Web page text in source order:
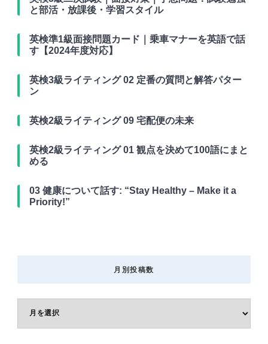
と部活・放課後・学習スタイル
英検準1級面接問題カード｜乗車マナーを英語で話
す【2024年度対応】
英検3級ライティング 02 定番の質問と解答パター
ン
英検2級ライティング 09 宅配便の未来
英検2級ライティング 01 観点を決めて100語にまと
める
03 健康について話す: “Stay Healthy – Make it a
Priority!”
月別投稿数